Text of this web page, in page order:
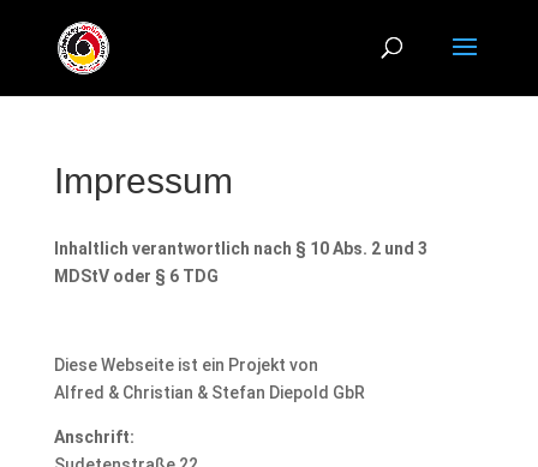
Impressum
Inhaltlich verantwortlich nach § 10 Abs. 2 und 3
MDStV oder § 6 TDG
Diese Webseite ist ein Projekt von
Alfred & Christian & Stefan Diepold GbR
Anschrift: